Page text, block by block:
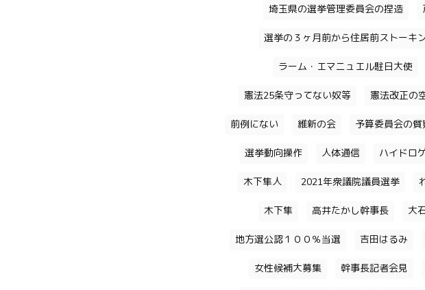
埼玉県の選挙管理委員会の捏造
選挙の３ヶ月前から住居前ストーキ
ラーム・エマニュエル駐日大使
憲法25条守ってない奴等 憲法改正の
前例にない 維新の会 予算委員会の質
選挙動向操作 人体通信 ハイドロ
木下隼人 2021年衆議院議員選挙
木下隼 高井たかし幹事長 大
地方選公認１００％当選 吉田はるみ
女性候補大募集 幹事長記者会見